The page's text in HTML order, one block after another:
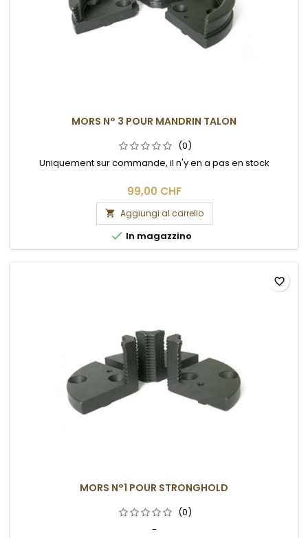
MORS N° 3 POUR MANDRIN TALON
(0)
Uniquement sur commande, il n'y en a pas en stock
99,00 CHF
 Aggiungi al carrello
 In magazzino
MORS N°1 POUR STRONGHOLD
(0)
-
favorite_border